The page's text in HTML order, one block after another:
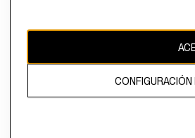
propiedad de H&M Hennes & Mauritz AB.